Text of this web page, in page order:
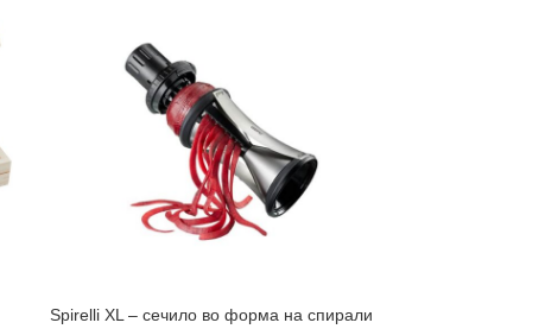
Spirelli XL – сечило во форма на спирали